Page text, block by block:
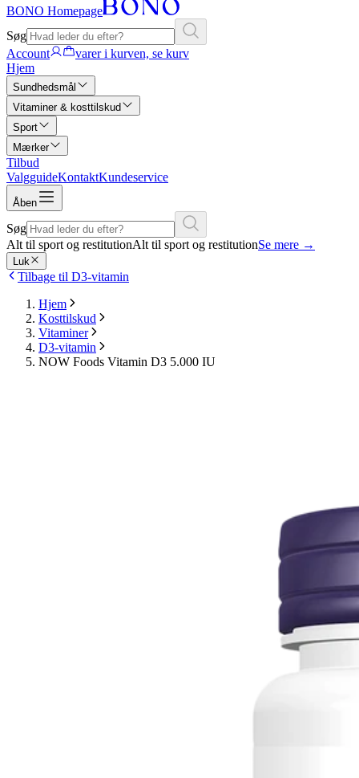
BONO Homepage
Søg
Account
varer i kurven, se kurv
Hjem
Sundhedsmål
Vitaminer & kosttilskud
Sport
Mærker
Tilbud
ValgguideKontaktKundeservice
Åben
Søg
Alt til sport og restitutionAlt til sport og restitutionSe mere →
Luk
Tilbage til D3-vitamin
Hjem
Kosttilskud
Vitaminer
D3-vitamin
NOW Foods Vitamin D3 5.000 IU